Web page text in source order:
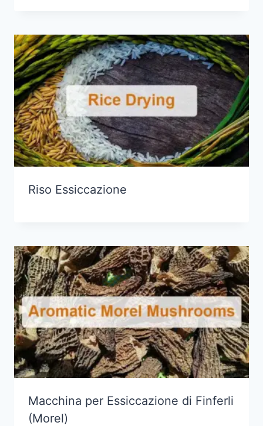
Riso Essiccazione
Macchina per Essiccazione di Finferli
(Morel)